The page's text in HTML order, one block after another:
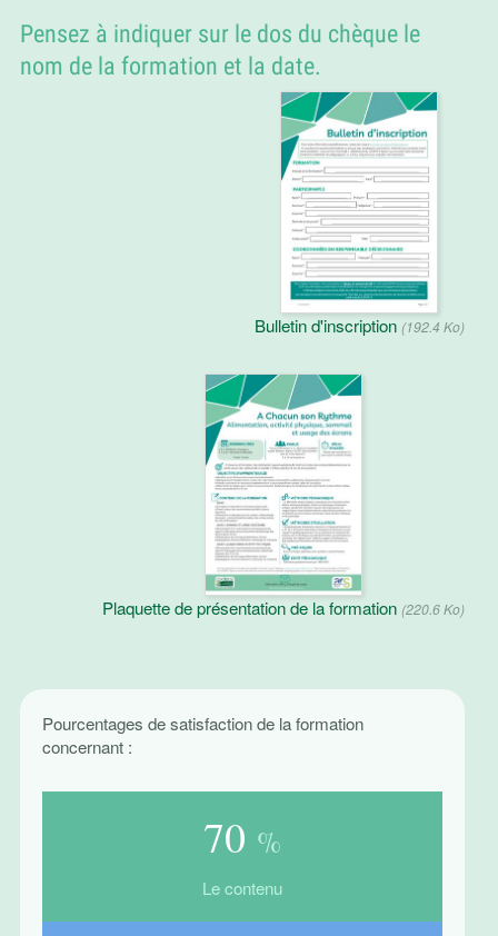
Pensez à indiquer sur le dos du chèque le
nom de la formation et la date.
Bulletin d'inscription (192.4 Ko)
Plaquette de présentation de la formation (220.6 Ko)
Pourcentages de satisfaction de la formation
concernant :
88 %
Le contenu